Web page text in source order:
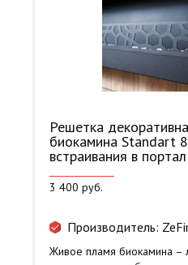
Решетка
биокамина Standart
встраивания в портал
3 400 руб.
Производитель:
Живое пламя биокамина –